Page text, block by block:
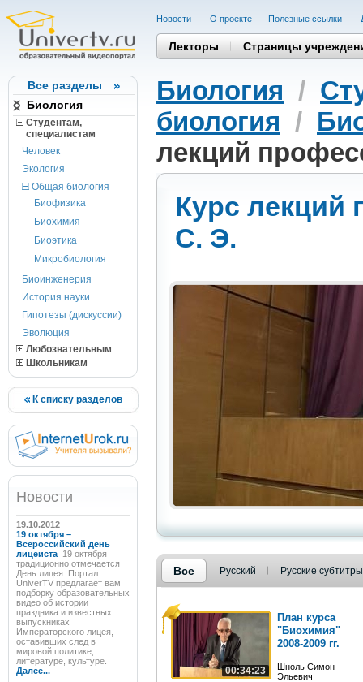
Все разделы
Биология
Студентам,
cпециалистам
Человек
Экология
Общая биология
Биофизика
Биохимия
Биоэтика
Микробиология
Биоинженерия
История науки
Гипотезы (дискуссии)
Эволюция
Любознательным
Школьникам
К списку разделов
Новости
19.10.2012
19 октября –
Всероссийский день
лицеиста 19 октября
традиционно отмечается
День лицея. Портал
UniverTV предлагает вам
подборку образовательных
видео об истории
праздника и известных
выпускниках
Императорского лицея,
оставивших след в
мировой политике,
литературе, культуре.
Далее...
Новости О проекте Полезные cсылки
Лекторы Страницы
Биология /
биология /
лекций
Курс
С. Э.
Все Русский Русские субтитры
00:34:23
План курса
"Биохимия"
2008-2009 гг.
Шноль Симон
Эльевич